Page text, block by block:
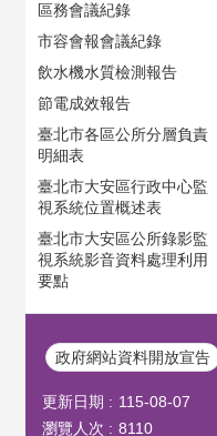
區務會議紀錄
市容會報會議紀錄
飲水機水質檢測報告
節電成效報告
臺北市各區公所分層負責
明細表
臺北市大安區行政中心監
視系統位置概述表
臺北市大安區公所錄影監
視系統影音資料處理利用
要點
政府網站資料開放宣告
更新日期
115-08-07
瀏覽人次
8110